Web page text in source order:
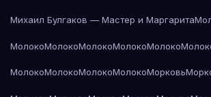
Михаил Булгаков — Мастер и Маргарита
МолокоМолокоМолокоМолокоМолоко
МолокоМолокоМолокоМолокоМорковь